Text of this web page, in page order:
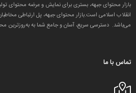
بازار محتوای جبهه، بستری برای نمایش و عرضه محتوای
انقلاب اسلامی است.بازار محتوای جبهه، پل ارتباطی
می‌باشد. دسترسی سریع، آسان و جامع شما به به‌روزترین
تماس با ما